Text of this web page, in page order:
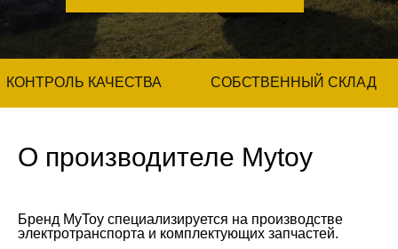
КОНТРОЛЬ КАЧЕСТВА СОБСТВЕННЫЙ СКЛАД
О производителе Mytoy
Бренд MyToy специализируется на производстве
электротранспорта и комплектующих запчастей.